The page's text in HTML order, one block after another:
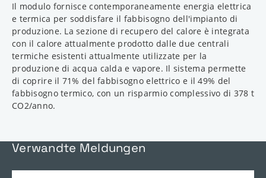
Il modulo fornisce contemporaneamente energia elettrica
e termica per soddisfare il fabbisogno dell'impianto di
produzione. La sezione di recupero del calore è integrata
con il calore attualmente prodotto dalle due centrali
termiche esistenti attualmente utilizzate per la
produzione di acqua calda e vapore. Il sistema permette
di coprire il 71% del fabbisogno elettrico e il 49% del
fabbisogno termico, con un risparmio complessivo di 378 t
CO2/anno.
Verwandte Meldungen